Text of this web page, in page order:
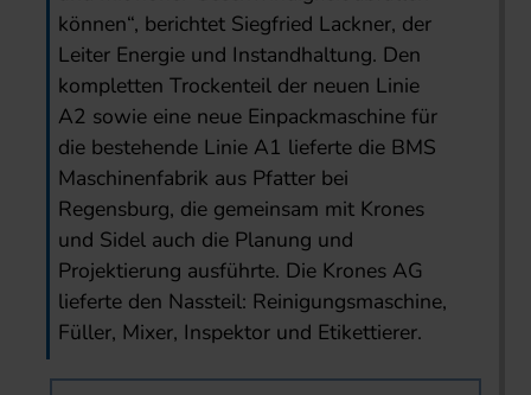
können“, berichtet Siegfried Lackner, der
Leiter Energie und Instandhaltung. Den
kompletten Trockenteil der neuen Linie
A2 sowie eine neue Einpackmaschine für
die bestehende Linie A1 lieferte die BMS
Maschinenfabrik aus Pfatter bei
Regensburg, die gemeinsam mit Krones
und Sidel auch die Planung und
Projektierung ausführte. Die Krones AG
lieferte den Nassteil: Reinigungsmaschine,
Füller, Mixer, Inspektor und Etikettierer.